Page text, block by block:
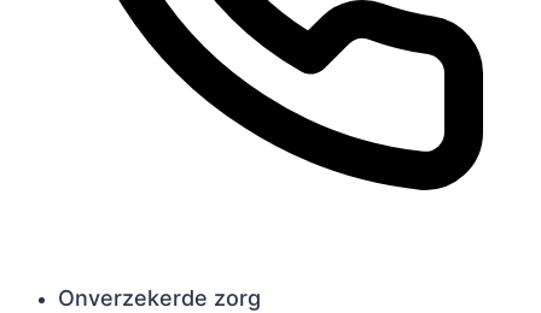
Onverzekerde zorg